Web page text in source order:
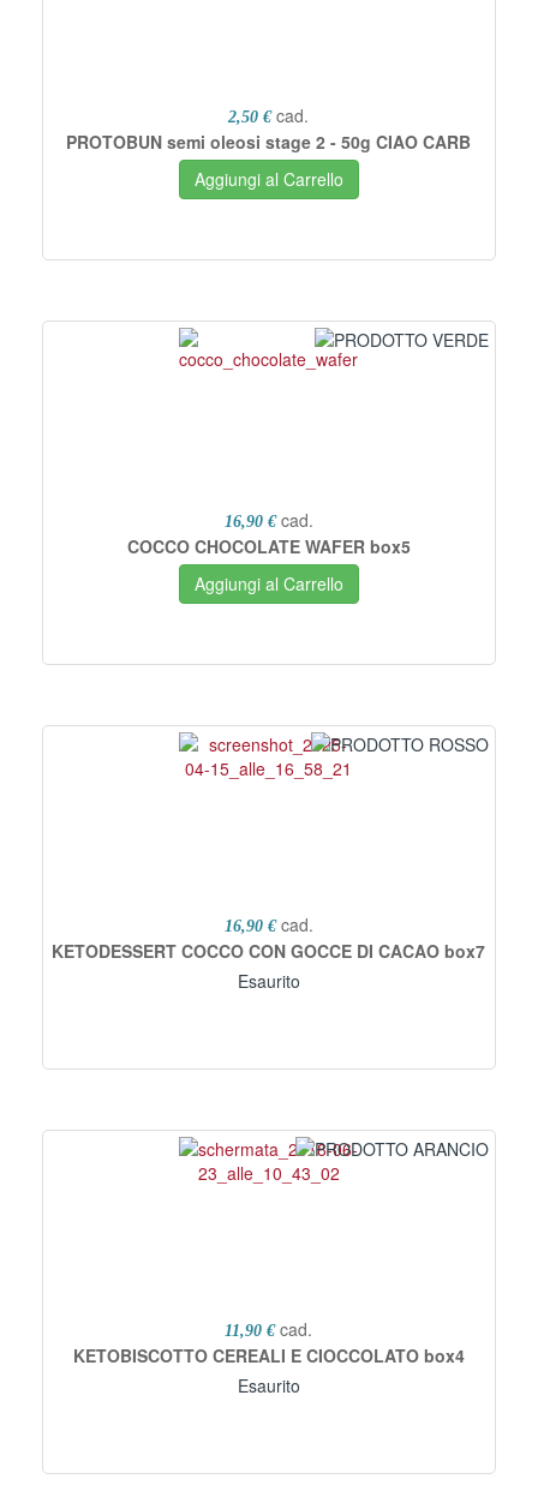
2,50 € cad.
PROTOBUN semi oleosi stage 2 - 50g CIAO CARB
Aggiungi al Carrello
16,90 € cad.
COCCO CHOCOLATE WAFER box5
Aggiungi al Carrello
16,90 € cad.
KETODESSERT COCCO CON GOCCE DI CACAO box7
Esaurito
11,90 € cad.
KETOBISCOTTO CEREALI E CIOCCOLATO box4
Esaurito